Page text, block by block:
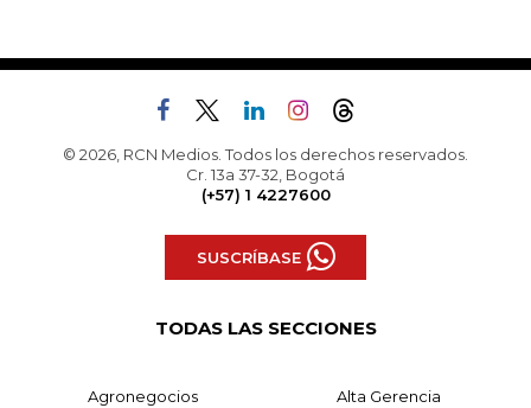
© 2026, RCN Medios. Todos los derechos reservados.
Cr. 13a 37-32, Bogotá
(+57) 1 4227600
SUSCRÍBASE
TODAS LAS SECCIONES
Agronegocios Alta Gerencia